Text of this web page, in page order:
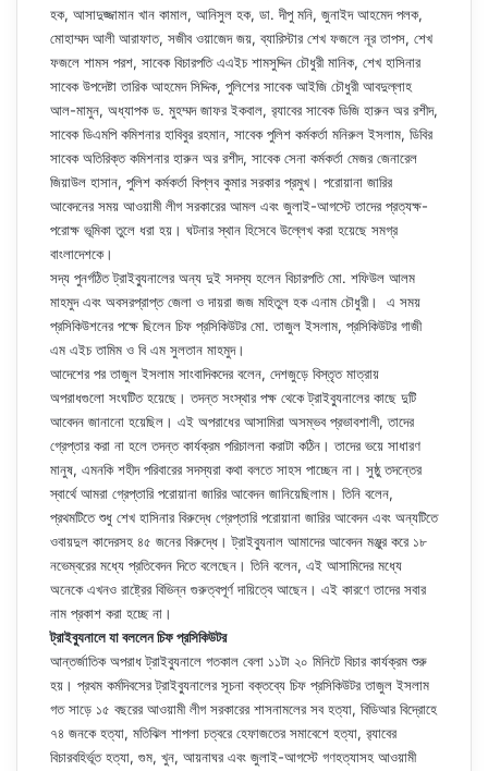
হক, আসাদুজ্জামান খান কামাল, আনিসুল হক, ডা. দীপু মনি, জুনাইদ আহমেদ পলক,
মোহাম্মদ আলী আরাফাত, সজীব ওয়াজেদ জয়, ব্যারিস্টার শেখ ফজলে নূর তাপস, শেখ
ফজলে শামস পরশ, সাবেক বিচারপতি এএইচ শামসুদ্দিন চৌধুরী মানিক, শেখ হাসিনার
সাবেক উপদেষ্টা তারিক আহমেদ সিদ্দিক, পুলিশের সাবেক আইজি চৌধুরী আবদুল্লাহ
আল-মামুন, অধ্যাপক ড. মুহম্মদ জাফর ইকবাল, র‍্যাবের সাবেক ডিজি হারুন অর রশীদ,
সাবেক ডিএমপি কমিশনার হাবিবুর রহমান, সাবেক পুলিশ কর্মকর্তা মনিরুল ইসলাম, ডিবির
সাবেক অতিরিক্ত কমিশনার হারুন অর রশীদ, সাবেক সেনা কর্মকর্তা মেজর জেনারেল
জিয়াউল হাসান, পুলিশ কর্মকর্তা বিপ্লব কুমার সরকার প্রমুখ। পরোয়ানা জারির
আবেদনের সময় আওয়ামী লীগ সরকারের আমল এবং জুলাই-আগস্টে তাদের প্রত্যক্ষ-
পরোক্ষ ভূমিকা তুলে ধরা হয়। ঘটনার স্থান হিসেবে উল্লেখ করা হয়েছে সমগ্র
বাংলাদেশকে।
সদ্য পুনর্গঠিত ট্রাইব্যুনালের অন্য দুই সদস্য হলেন বিচারপতি মো. শফিউল আলম
মাহমুদ এবং অবসরপ্রাপ্ত জেলা ও দায়রা জজ মহিতুল হক এনাম চৌধুরী। এ সময়
প্রসিকিউশনের পক্ষে ছিলেন চিফ প্রসিকিউটর মো. তাজুল ইসলাম, প্রসিকিউটর গাজী
এম এইচ তামিম ও বি এম সুলতান মাহমুদ।
আদেশের পর তাজুল ইসলাম সাংবাদিকদের বলেন, দেশজুড়ে বিস্তৃত মাত্রায়
অপরাধগুলো সংঘটিত হয়েছে। তদন্ত সংস্থার পক্ষ থেকে ট্রাইব্যুনালের কাছে দুটি
আবেদন জানানো হয়েছিল। এই অপরাধের আসামিরা অসম্ভব প্রভাবশালী, তাদের
গ্রেপ্তার করা না হলে তদন্ত কার্যক্রম পরিচালনা করাটা কঠিন। তাদের ভয়ে সাধারণ
মানুষ, এমনকি শহীদ পরিবারের সদস্যরা কথা বলতে সাহস পাচ্ছেন না। সুষ্ঠু তদন্তের
স্বার্থে আমরা গ্রেপ্তারি পরোয়ানা জারির আবেদন জানিয়েছিলাম। তিনি বলেন,
প্রথমটিতে শুধু শেখ হাসিনার বিরুদ্ধে গ্রেপ্তারি পরোয়ানা জারির আবেদন এবং অন্যটিতে
ওবায়দুল কাদেরসহ ৪৫ জনের বিরুদ্ধে। ট্রাইব্যুনাল আমাদের আবেদন মঞ্জুর করে ১৮
নভেম্বরের মধ্যে প্রতিবেদন দিতে বলেছেন। তিনি বলেন, এই আসামিদের মধ্যে
অনেকে এখনও রাষ্ট্রের বিভিন্ন গুরুত্বপূর্ণ দায়িত্বে আছেন। এই কারণে তাদের সবার
নাম প্রকাশ করা হচ্ছে না।
ট্রাইব্যুনালে যা বললেন চিফ প্রসিকিউটর
আন্তর্জাতিক অপরাধ ট্রাইব্যুনালে গতকাল বেলা ১১টা ২০ মিনিটে বিচার কার্যক্রম শুরু
হয়। প্রথম কর্মদিবসের ট্রাইব্যুনালের সূচনা বক্তব্যে চিফ প্রসিকিউটর তাজুল ইসলাম
গত সাড়ে ১৫ বছরের আওয়ামী লীগ সরকারের শাসনামলের সব হত্যা, বিডিআর বিদ্রোহে
৭৪ জনকে হত্যা, মতিঝিল শাপলা চত্বরে হেফাজতের সমাবেশে হত্যা, র‍্যাবের
বিচারবহির্ভূত হত্যা, গুম, খুন, আয়নাঘর এবং জুলাই-আগস্টে গণহত্যাসহ আওয়ামী